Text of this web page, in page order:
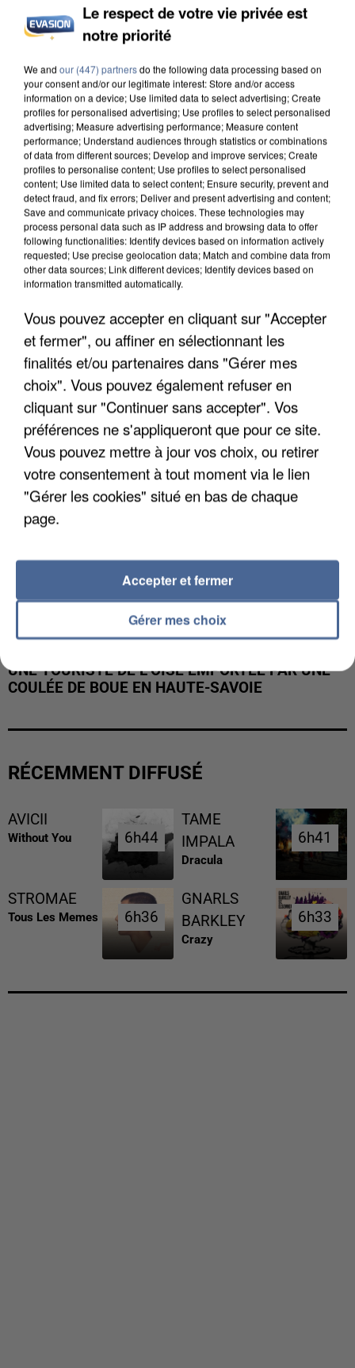
MAFIA INTERPELLÉ EN ALGÉRIE
UN SECOND CADRE DE LA DZ MAFIA
INTERPELLÉ EN ALGÉRIE
UNE TOURISTE DE L’OISE EMPORTÉE PAR UNE
COULÉE DE BOUE EN HAUTE-SAVOIE
RÉCEMMENT DIFFUSÉ
AVICII
Without You 6h44
6h44
TAME
IMPALA
Dracula
6h41
6h41
STROMAE
Tous Les Memes 6h36
6h36
GNARLS
BARKLEY
Crazy
6h33
6h33
Le respect de votre vie privée est
notre priorité
We and our (447) partnersdo the following data processing based on
your consent and/or our legitimate interest: Store and/or access
information on a device; Use limited data to select advertising; Create
profiles for personalised advertising; Use profiles to select personalised
advertising; Measure advertising performance; Measure content
performance; Understand audiences through statistics or combinations
of data from different sources; Develop and improve services; Create
profiles to personalise content; Use profiles to select personalised
content; Use limited data to select content; Ensure security, prevent and
detect fraud, and fix errors; Deliver and present advertising and content;
Save and communicate privacy choices. These technologies may
process personal data such as IP address and browsing data to offer
following functionalities: Identify devices based on information actively
requested; Use precise geolocation data; Match and combine data from
other data sources; Link different devices; Identify devices based on
information transmitted automatically.
Vous pouvez accepter en cliquant sur "Accepter
et fermer", ou affiner en sélectionnant les
finalités et/ou partenaires dans "Gérer mes
choix". Vous pouvez également refuser en
cliquant sur "Continuer sans accepter". Vos
préférences ne s'appliqueront que pour ce site.
Vous pouvez mettre à jour vos choix, ou retirer
votre consentement à tout moment via le lien
"Gérer les cookies" situé en bas de chaque
page.
Gérer mes choix
Accepter et fermer